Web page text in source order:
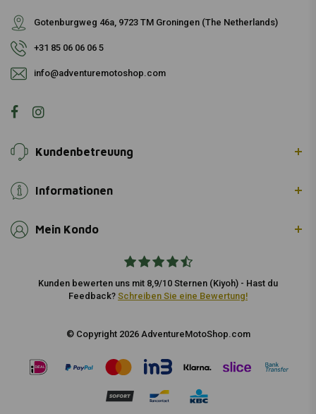
Gotenburgweg 46a, 9723 TM Groningen (The Netherlands)
+31 85 06 06 06 5
info@adventuremotoshop.com
Kundenbetreuung
Informationen
Mein Kondo
Kunden bewerten uns mit 8,9/10 Sternen (Kiyoh) - Hast du
Feedback? Schreiben Sie eine Bewertung!
© Copyright 2026 AdventureMotoShop.com